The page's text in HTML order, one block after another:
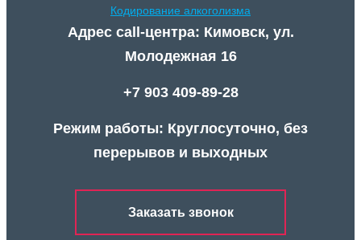
Кодирование алкоголизма
Адрес call-центра: Кимовск, ул.
Молодежная 16
+7 903 409-89-28
Режим работы: Круглосуточно, без
перерывов и выходных
Заказать звонок